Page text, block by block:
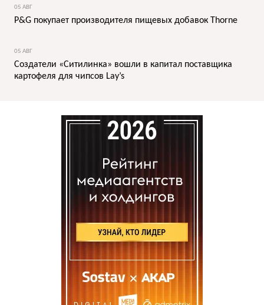
05 АВГ
P&G покупает производителя пищевых добавок Thorne
05 АВГ
Создатели «Ситилинка» вошли в капитал поставщика
картофеля для чипсов Lay’s